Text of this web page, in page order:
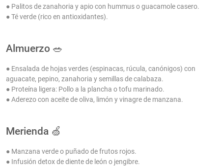
● Palitos de zanahoria y apio con hummus o guacamole casero.
● Té verde (rico en antioxidantes).
Almuerzo 🥗
● Ensalada de hojas verdes (espinacas, rúcula, canónigos) con
aguacate, pepino, zanahoria y semillas de calabaza.
● Proteína ligera: Pollo a la plancha o tofu marinado.
● Aderezo con aceite de oliva, limón y vinagre de manzana.
Merienda 🍏
● Manzana verde o puñado de frutos rojos.
● Infusión detox de diente de león o jengibre.